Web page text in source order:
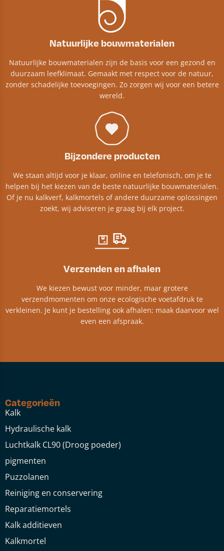
Natuurlijke bouwmaterialen
Natuurlijke bouwmaterialen zijn de basis voor een gezond en
duurzaam leefklimaat. Gemaakt met respect voor de natuur,
zonder schadelijke toevoegingen. Zo zorgen wij voor een betere
wereld.
Bijzondere producten
We staan altijd voor je klaar, online en telefonisch, om je te
helpen bij het kiezen van de beste natuurlijke bouwmaterialen.
Of je nu kalkverf, kalkmortels of andere duurzame oplossingen
zoekt, wij adviseren je graag bij elk project.​
Verzenden en afhalen
We kiezen bewust voor minder, maar grotere
verzendmomenten om onze ecologische voetafdruk te
verkleinen. Je kunt je bestelling ook afhalen; maak daarvoor wel
even een afspraak.
Categorieën
Kalk
Hydraulische kalk
Luchtkalk CL90 (Droog poeder)
pigmenten
Puzzolanen
Reiniging en conservering
Reparatiemortels
Kalk additieven
Kalkmortel